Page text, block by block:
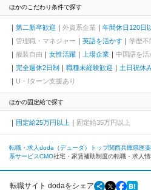
ほかのこだわり条件で探す
第二新卒歓迎 外資系企業 年間休日120日
管理職・マネジャー
英語を活かす 学歴不
服装自由
女性活躍 上場企業 中国語を活
完全週休2日制
職種未経験歓迎 土日祝休
U・Iターン支援あり
ほかの固定給で探す
固定給25万円以上 固定給35万円以上
転職・求人doda（デューダ）トップ関西兵庫県医
系サービスCMO社宅・家賃補助制度の転職・求人情
転職サイト dodaをシェア